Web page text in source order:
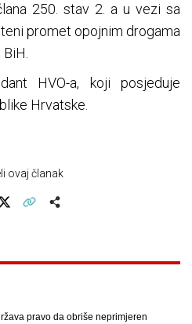
250. stav 2. a u vezi sa
promet opojnim drogama
HVO-a, koji posjeduje
Hrvatske.
ovaj članak
pravo da obriše neprimjeren